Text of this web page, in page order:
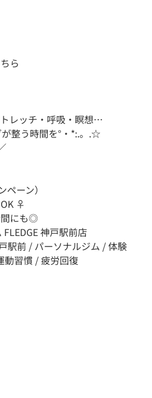
ら
レッチ・呼吸・瞑想…
整う時間を°・*:.。.☆
ペーン）
‍♀️
間にも◎
駅前 / パーソナルジム / 体験
動習慣 / 疲労回復